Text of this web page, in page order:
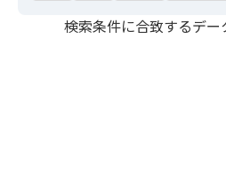
検索条件に合致するデー